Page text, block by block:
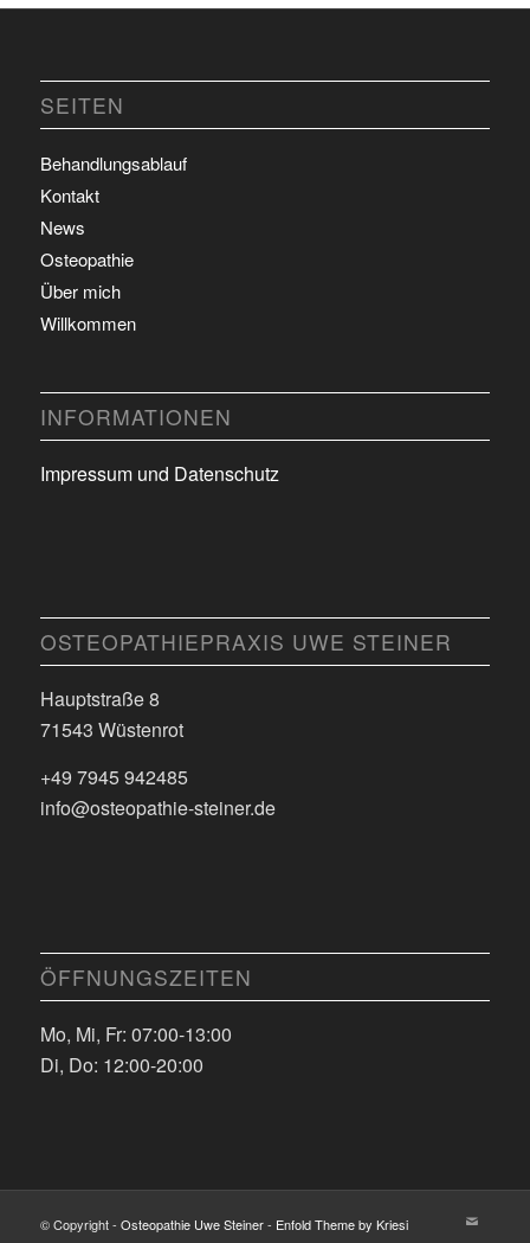
SEITEN
Behandlungsablauf
Kontakt
News
Osteopathie
Über mich
Willkommen
INFORMATIONEN
Impressum und Datenschutz
OSTEOPATHIEPRAXIS UWE STEINER
Hauptstraße 8
71543 Wüstenrot
+49 7945 942485
info@osteopathie-steiner.de
ÖFFNUNGSZEITEN
Mo, Mi, Fr: 07:00-13:00
Di, Do: 12:00-20:00
© Copyright - Osteopathie Uwe Steiner- Enfold Theme by Kriesi